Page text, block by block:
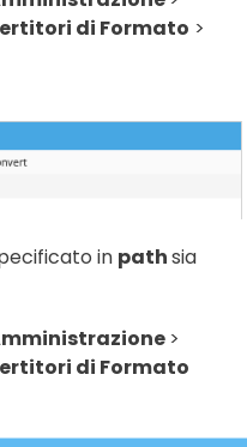
di Formato >
in pathsia
>
di Formato